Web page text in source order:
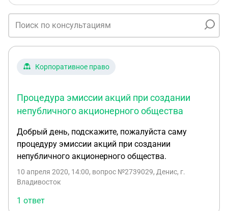
Корпоративное право
Процедура эмиссии акций при создании
непубличного акционерного общества
Добрый день, подскажите, пожалуйста саму
процедуру эмиссии акций при создании
непубличного акционерного общества.
10 апреля 2020, 14:00, вопрос №2739029, Денис, г.
Владивосток
1 ответ